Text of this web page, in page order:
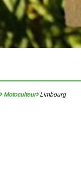
Motoculteur Limbourg